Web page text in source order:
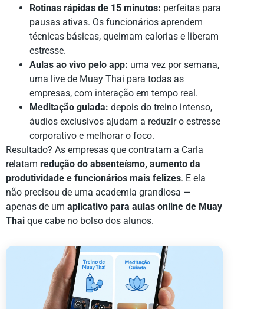
Rotinas rápidas de 15 minutos: perfeitas para
pausas ativas. Os funcionários aprendem
técnicas básicas, queimam calorias e liberam
estresse.
Aulas ao vivo pelo app: uma vez por semana,
uma live de Muay Thai para todas as
empresas, com interação em tempo real.
Meditação guiada: depois do treino intenso,
áudios exclusivos ajudam a reduzir o estresse
corporativo e melhorar o foco.
Resultado? As empresas que contratam a Carla
relatam redução do absenteísmo, aumento da
produtividade e funcionários mais felizes. E ela
não precisou de uma academia grandiosa —
apenas de um aplicativo para aulas online de Muay
Thai que cabe no bolso dos alunos.